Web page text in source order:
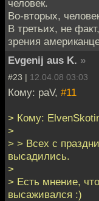
человек.
Во-вторых,
В третьих, не
зрения
Evgenij aus K. »
#23 | 12.04.08 03:03
Кому: paV, #11
> Кому:
>
> > Всех с
высадились.
>
> Есть мнение,
высаживался :)